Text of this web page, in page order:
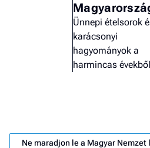
Ünnepi ételsorok
karácsonyi
hagyományok a
harmincas
Ne maradjon le a Magyar